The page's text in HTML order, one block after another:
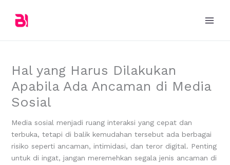
content
Hal yang Harus Dilakukan
Apabila Ada Ancaman di Media
Sosial
Media sosial menjadi ruang interaksi yang cepat dan
terbuka, tetapi di balik kemudahan tersebut ada berbagai
risiko seperti ancaman, intimidasi, dan teror digital. Penting
untuk di ingat, jangan meremehkan segala jenis ancaman di